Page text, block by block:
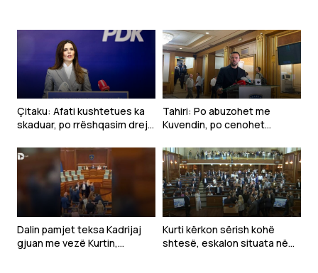
Çitaku: Afati kushtetues ka
skaduar, po rrëshqasim drejt
Tahiri: Po abuzohet me
Kuvendin, po cenohet
prodhohet krizë politike
Dalin pamjet teksa Kadrijaj
gjuan me vezë Kurtin,
Kurti kërkon sërish kohë
shtesë, eskalon situata në